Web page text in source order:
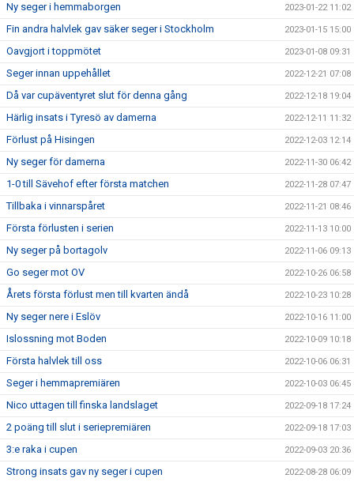
Ny seger i hemmaborgen 2023-01-22 11:02
Fin andra halvlek gav säker seger i Stockholm 2023-01-15 15:00
Oavgjort i toppmötet 2023-01-08 09:31
Seger innan uppehållet 2022-12-21 07:08
Då var cupäventyret slut för denna gång 2022-12-18 19:04
Härlig insats i Tyresö av damerna 2022-12-11 11:32
Förlust på Hisingen 2022-12-03 12:14
Ny seger för damerna 2022-11-30 06:42
1-0 till Sävehof efter första matchen 2022-11-28 07:47
Tillbaka i vinnarspåret 2022-11-21 08:46
Första förlusten i serien 2022-11-13 10:00
Ny seger på bortagolv 2022-11-06 09:13
Go seger mot OV 2022-10-26 06:58
Årets första förlust men till kvarten ändå 2022-10-23 10:28
Ny seger nere i Eslöv 2022-10-16 11:00
Islossning mot Boden 2022-10-09 10:18
Första halvlek till oss 2022-10-06 06:31
Seger i hemmapremiären 2022-10-03 06:45
Nico uttagen till finska landslaget 2022-09-18 17:24
2 poäng till slut i seriepremiären 2022-09-18 17:03
3:e raka i cupen 2022-09-03 20:36
Strong insats gav ny seger i cupen 2022-08-28 06:09